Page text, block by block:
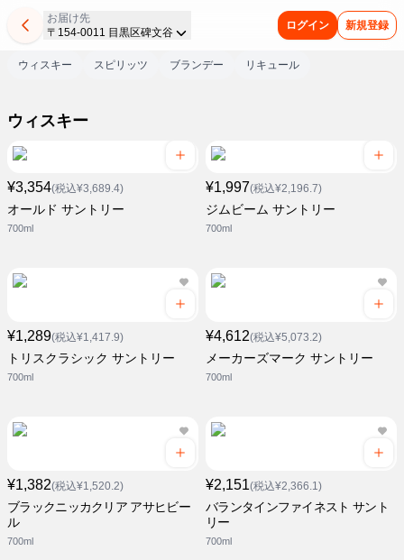
お届け先
〒154-0011 目黒区碑文谷
ログイン 新規登録
ウィスキー スピリッツ ブランデー リキュール
ウィスキー
¥3,354(税込¥3,689.4)
オールド サントリー
700ml
¥1,997(税込¥2,196.7)
ジムビーム サントリー
700ml
¥1,289(税込¥1,417.9)
トリスクラシック サントリー
700ml
¥4,612(税込¥5,073.2)
メーカーズマーク サントリー
700ml
¥1,382(税込¥1,520.2)
ブラックニッカクリア アサヒビー
ル
700ml
¥2,151(税込¥2,366.1)
バランタインファイネスト サント
リー
700ml